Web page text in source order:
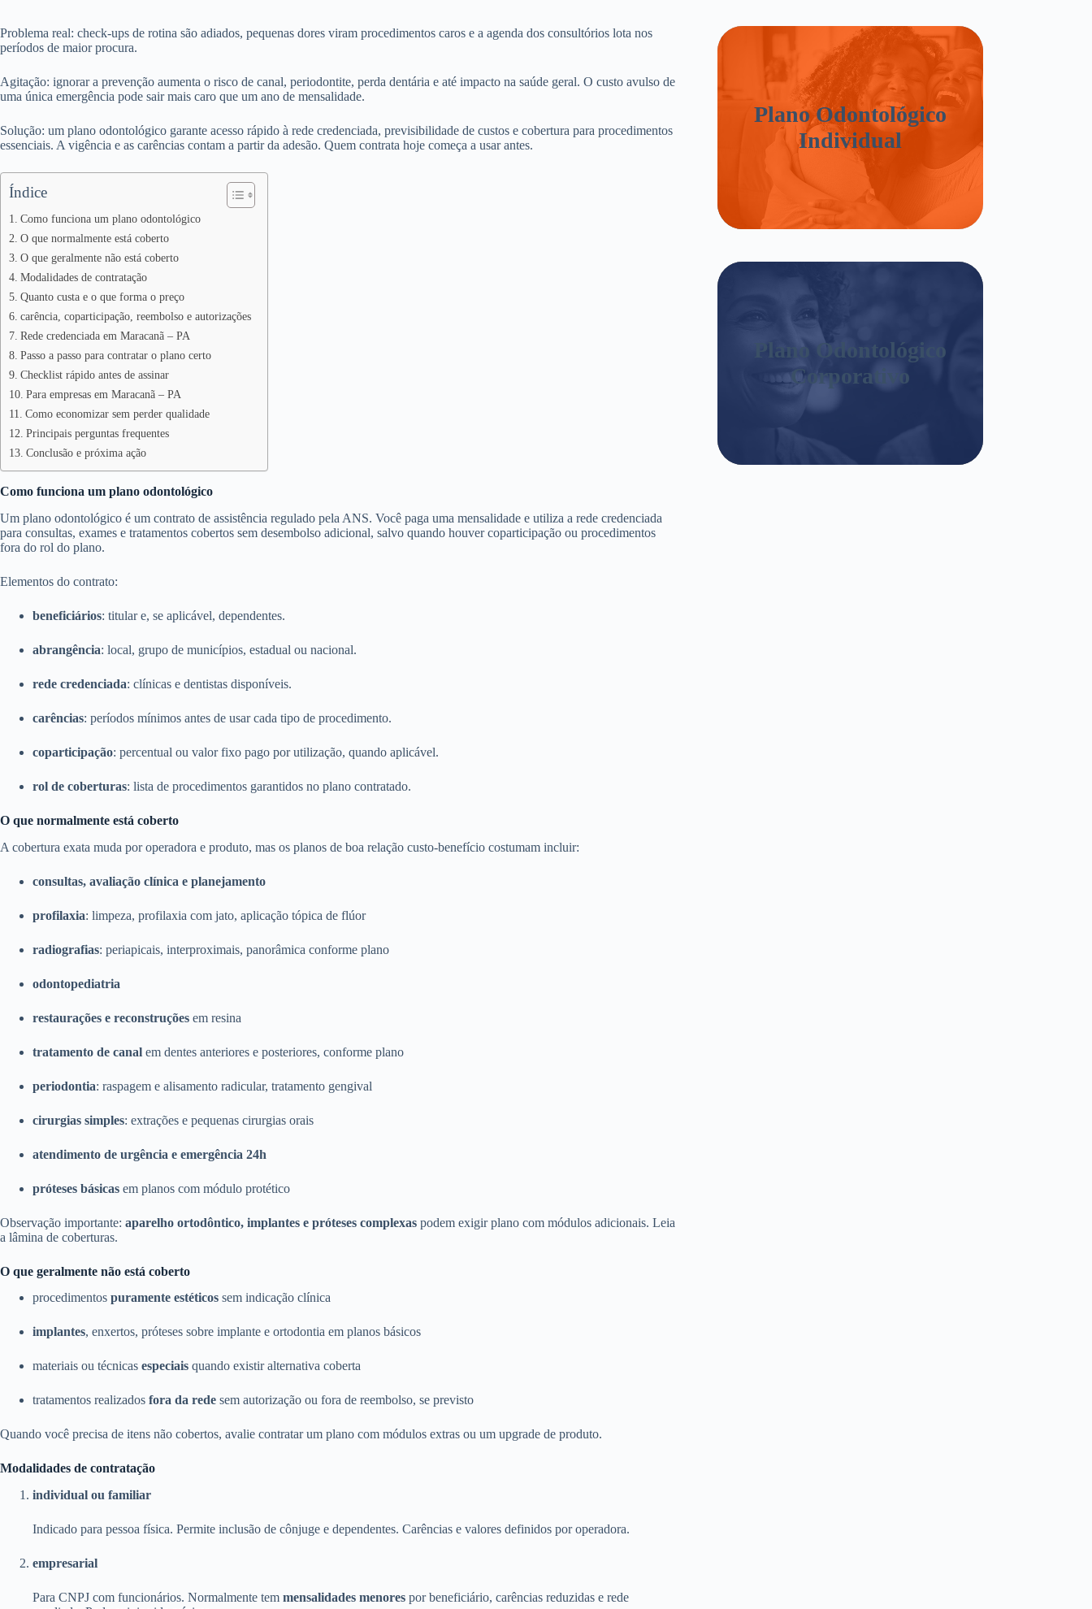
Problema real: check-ups de rotina são adiados, pequenas dores viram procedimentos caros e a agenda dos consultórios lota nos
períodos de maior procura.
Agitação: ignorar a prevenção aumenta o risco de canal, periodontite, perda dentária e até impacto na saúde geral. O custo avulso de
uma única emergência pode sair mais caro que um ano de mensalidade.
Solução: um plano odontológico garante acesso rápido à rede credenciada, previsibilidade de custos e cobertura para procedimentos
essenciais. A vigência e as carências contam a partir da adesão. Quem contrata hoje começa a usar antes.
Índice
Como funciona um plano odontológico
O que normalmente está coberto
O que geralmente não está coberto
Modalidades de contratação
Quanto custa e o que forma o preço
carência, coparticipação, reembolso e autorizações
Rede credenciada em Maracanã – PA
Passo a passo para contratar o plano certo
Checklist rápido antes de assinar
Para empresas em Maracanã – PA
Como economizar sem perder qualidade
Principais perguntas frequentes
Conclusão e próxima ação
Como funciona um plano odontológico
Um plano odontológico é um contrato de assistência regulado pela ANS. Você paga uma mensalidade e utiliza a rede credenciada
para consultas, exames e tratamentos cobertos sem desembolso adicional, salvo quando houver coparticipação ou procedimentos
fora do rol do plano.
Elementos do contrato:
beneficiários: titular e, se aplicável, dependentes.
abrangência: local, grupo de municípios, estadual ou nacional.
rede credenciada: clínicas e dentistas disponíveis.
carências: períodos mínimos antes de usar cada tipo de procedimento.
coparticipação: percentual ou valor fixo pago por utilização, quando aplicável.
rol de coberturas: lista de procedimentos garantidos no plano contratado.
O que normalmente está coberto
A cobertura exata muda por operadora e produto, mas os planos de boa relação custo-benefício costumam incluir:
consultas, avaliação clínica e planejamento
profilaxia: limpeza, profilaxia com jato, aplicação tópica de flúor
radiografias: periapicais, interproximais, panorâmica conforme plano
odontopediatria
restaurações e reconstruções em resina
tratamento de canal em dentes anteriores e posteriores, conforme plano
periodontia: raspagem e alisamento radicular, tratamento gengival
cirurgias simples: extrações e pequenas cirurgias orais
atendimento de urgência e emergência 24h
próteses básicas em planos com módulo protético
Observação importante: aparelho ortodôntico, implantes e próteses complexas podem exigir plano com módulos adicionais. Leia
a lâmina de coberturas.
O que geralmente não está coberto
procedimentos puramente estéticos sem indicação clínica
implantes, enxertos, próteses sobre implante e ortodontia em planos básicos
materiais ou técnicas especiais quando existir alternativa coberta
tratamentos realizados fora da rede sem autorização ou fora de reembolso, se previsto
Quando você precisa de itens não cobertos, avalie contratar um plano com módulos extras ou um upgrade de produto.
Modalidades de contratação
individual ou familiar
Indicado para pessoa física. Permite inclusão de cônjuge e dependentes. Carências e valores definidos por operadora.
empresarial
Para CNPJ com funcionários. Normalmente tem mensalidades menores por beneficiário, carências reduzidas e rede
Plano Odontológico
Individual
Plano Odontológico
Corporativo